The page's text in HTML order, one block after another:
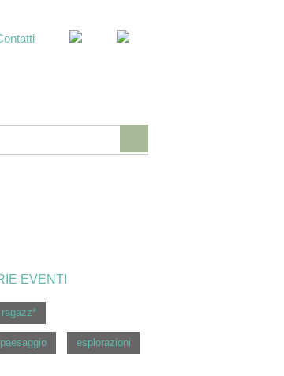
EVENTI
esplorazioni